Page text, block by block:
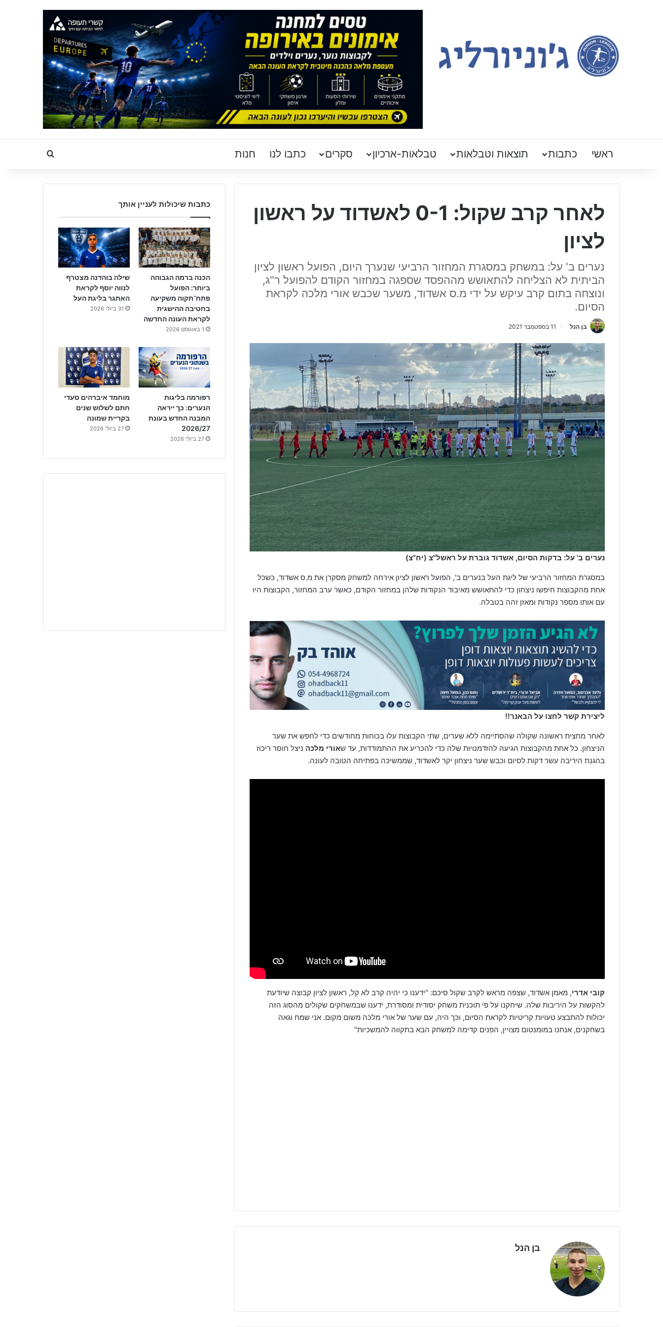
ראשי כתבות תוצאות וטבלאות טבלאות-ארכיון סקרים כתבו לנו חנות Search for
לאחר קרב שקול: 0-1 לאשדוד על ראשון
לציון
נערים ב' על: במשחק במסגרת המחזור הרביעי שנערך היום, הפועל ראשון לציון
הביתית לא הצליחה להתאושש מההפסד שספגה במחזור הקודם להפועל ר"ג,
ונוצחה בתום קרב עיקש על ידי מ.ס אשדוד, משער שכבש אורי מלכה לקראת
הסיום.
בן הנל 11 בספטמבר 2021
נערים ב' על: בדקות הסיום, אשדוד גוברת על ראשל"צ (יח"צ)
במסגרת המחזור הרביעי של ליגת העל בנערים ב', הפועל ראשון לציון אירחה למשחק מסקרן את מ.ס אשדוד, כשכל
אחת מהקבוצות חיפשו ניצחון כדי להתאושש מאיבוד הנקודות שלהן במחזור הקודם, כאשר ערב המחזור, הקבוצות היו
עם אותו מספר נקודות ומאזן זהה בטבלה.
ליצירת קשר לחצו על הבאנר!!
לאחר מחצית ראשונה שקולה שהסתיימה ללא שערים, שתי הקבוצות עלו בכוחות מחודשים כדי לחפש את שער
הניצחון. כל אחת מהקבוצות הגיעה להזדמנויות שלה כדי להכריע את ההתמודדות, עד שאורי מלכה ניצל חוסר ריכוז
בהגנת היריבה עשר דקות לסיום וכבש שער ניצחון יקר לאשדוד, שממשיכה בפתיחה הטובה לעונה.
קובי אדרי, מאמן אשדוד, שצפה מראש לקרב שקול סיכם: "ידענו כי יהיה קרב לא קל, ראשון לציון קבוצה שיודעת
להקשות על היריבות שלה. שיחקנו על פי תוכנית משחק יסודית ומסודרת, ידענו שבמשחקים שקולים מהסוג הזה
יכולות להתבצע טעויות קריטיות לקראת הסיום, וכך היה, עם שער של אורי מלכה משום מקום. אני שמח וגאה
בשחקנים, אנחנו במומנטום מצויין, הפנים קדימה למשחק הבא בתקווה להמשכיות"
בן הנל
כתבות שיכולות לעניין אותך
הכנה ברמה הגבוהה
ביותר: הפועל
פתח־תקוה משקיעה
בחטיבה ההישגית
לקראת העונה החדשה
1 באוגוסט 2026
שילה בוהדנה מצטרף
לנווה יוסף לקראת
האתגר בליגת העל
31 ביולי 2026
רפורמה בליגות
הנערים: כך ייראה
המבנה החדש בעונת
2026/27
27 ביולי 2026
מוחמד איברהים סעדי
חתם לשלוש שנים
בקריית שמונה
27 ביולי 2026